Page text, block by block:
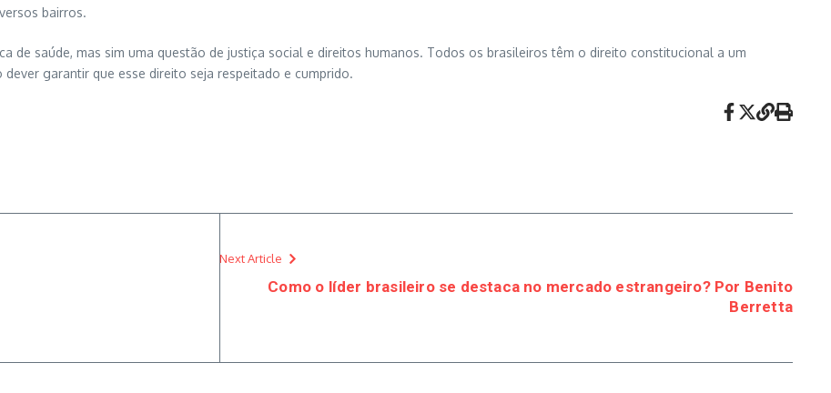
bairros.
de saúde, mas sim uma questão de justiça social e direitos humanos. Todos os brasileiros têm o direito constitucional a um
garantir que esse direito seja respeitado e cumprido.
Next Article
Como o líder brasileiro se destaca no mercado estrangeiro? Por Benito
Berretta